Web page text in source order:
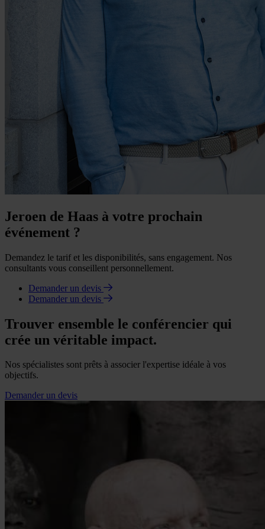
Jeroen de Haas à votre prochain
événement ?
Demandez le tarif et les disponibilités, sans engagement. Nos
consultants vous conseillent personnellement.
Demander un devis
Demander un devis
Trouver ensemble le conférencier qui
crée un véritable impact.
Nos spécialistes sont prêts à associer l'expertise idéale à vos
objectifs.
Demander un devis